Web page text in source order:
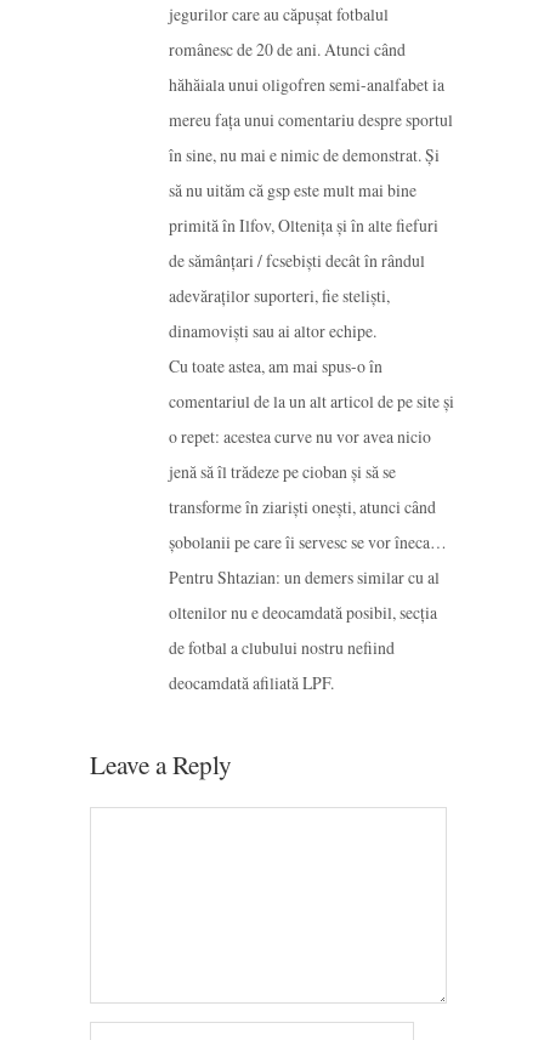
jegurilor care au căpuşat fotbalul
românesc de 20 de ani. Atunci când
hăhăiala unui oligofren semi-analfabet ia
mereu faţa unui comentariu despre sportul
în sine, nu mai e nimic de demonstrat. Şi
să nu uităm că gsp este mult mai bine
primită în Ilfov, Olteniţa şi în alte fiefuri
de sămânţari / fcsebişti decât în rândul
adevăraţilor suporteri, fie stelişti,
dinamovişti sau ai altor echipe.
Cu toate astea, am mai spus-o în
comentariul de la un alt articol de pe site şi
o repet: acestea curve nu vor avea nicio
jenă să îl trădeze pe cioban şi să se
transforme în ziarişti oneşti, atunci când
şobolanii pe care îi servesc se vor îneca…
Pentru Shtazian: un demers similar cu al
oltenilor nu e deocamdată posibil, secţia
de fotbal a clubului nostru nefiind
deocamdată afiliată LPF.
Leave a Reply